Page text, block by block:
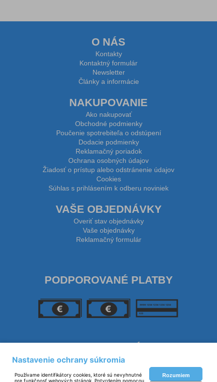
O NÁS
Kontakty
Kontaktný formulár
Newsletter
Články a informácie
NAKUPOVANIE
Ako nakupovať
Obchodné podmienky
Poučenie spotrebiteľa o odstúpení
Dodacie podmienky
Reklamačný poriadok
Ochrana osobných údajov
Žiadosť o prístup alebo odstránenie údajov
Cookies
Súhlas s prihlásením k odberu noviniek
VAŠE OBJEDNÁVKY
Overiť stav objednávky
Vaše objednávky
Reklamačný formulár
PODPOROVANÉ PLATBY
Nastavenie ochrany súkromia
Používame identifikátory cookies, ktoré sú nevyhnutné
pre funkčnosť webových stránok. Potvrdením pomocou
Rozumiem